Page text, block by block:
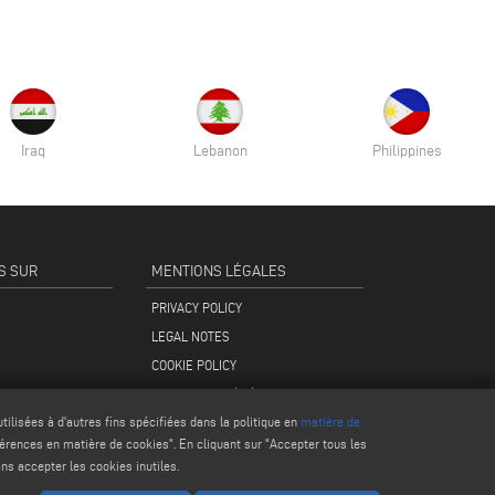
Iraq Lebanon Philippines
SUR MENTIONS LÉGALES
PRIVACY POLICY
LEGAL NOTES
COOKIE POLICY
CONDITIONS GÉNÉRALES DE VENTE
à d'autres fins spécifiées dans la politique en matière de
en matière de cookies". En cliquant sur "Accepter tous les
accepter les cookies inutiles.